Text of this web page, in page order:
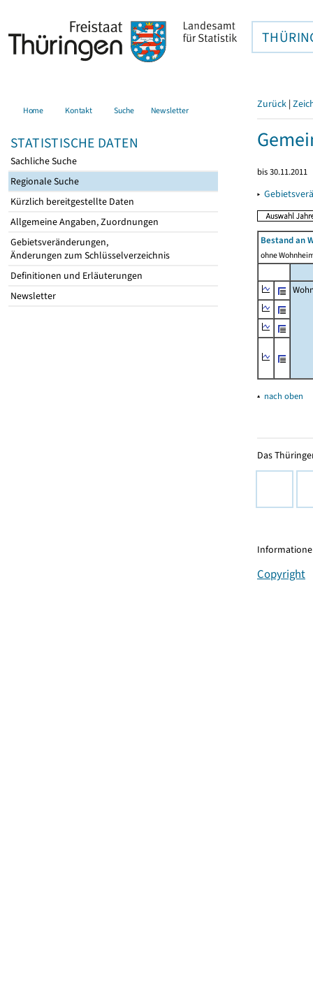
Home Kontakt Suche Newsletter
STATISTISCHE DATEN
Sachliche Suche
Regionale Suche
Kürzlich bereitgestellte Daten
Allgemeine Angaben, Zuordnungen
Gebietsveränderungen,
Änderungen zum Schlüsselverzeichnis
Definitionen und Erläuterungen
Newsletter
Zurück |
bis 30.11.2011
▸
Bestand an
ohne
▴ nach oben
Das
Copyright